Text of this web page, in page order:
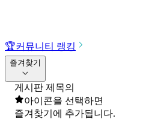
🏆커뮤니티 랭킹
즐겨찾기
게시판 제목의
아이콘을 선택하면
즐겨찾기에 추가됩니다.